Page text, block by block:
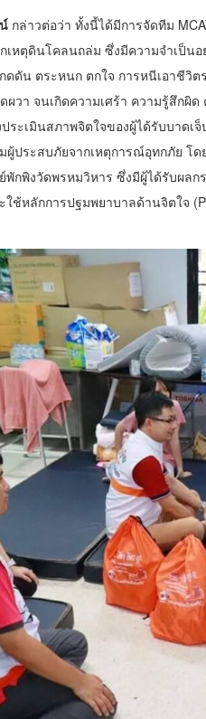
กล่าวต่อว่า ทั้งนี้ได้มีการจัดทีม
เหตุดินโคลนถล่ม ซึ่งมีความจำเป็น
ดัน ตระหนก ตกใจ การหนีเอาชีวิต
ผวา จนเกิดความเศร้า ความรู้สึก
ระเมินสภาพจิตใจของผู้ได้รับบาด
ผู้ประสบภัยจากเหตุการณ์อุทกภัย โ
กพิงวัดพรหมวิหาร ซึ่งมีผู้ได้รับผลก
ช้หลักการปฐมพยาบาลด้านจิตใจ